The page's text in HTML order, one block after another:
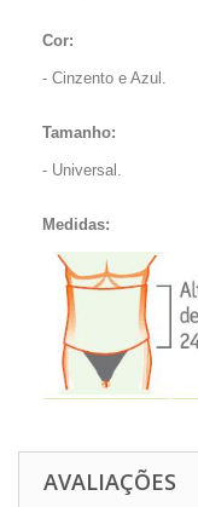
Cor:
- Cinzento e Azul.
Tamanho:
- Universal.
Medidas:
AVALIAÇÕES